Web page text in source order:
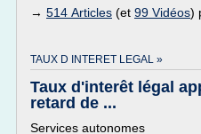
→ 514 Articles (et 99 Vidéos)
TAUX D INTERET LEGAL »
Taux d'interêt légal
retard de ...
Services autonomes